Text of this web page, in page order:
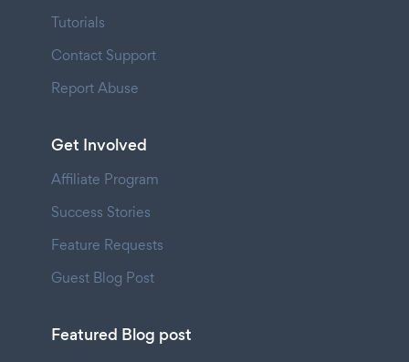
Tutorials
Contact Support
Report Abuse
Get Involved
Affiliate Program
Success Stories
Feature Requests
Guest Blog Post
Featured Blog post